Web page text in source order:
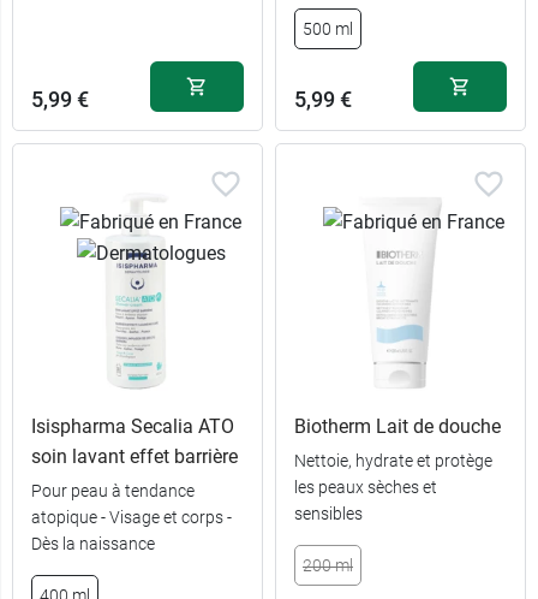
5,99 €
500 ml
5,99 €
Isispharma Secalia ATO
soin lavant effet barrière
Pour peau à tendance
atopique - Visage et corps -
Dès la naissance
Biotherm Lait de douche
Nettoie, hydrate et protège
les peaux sèches et
sensibles
200 ml